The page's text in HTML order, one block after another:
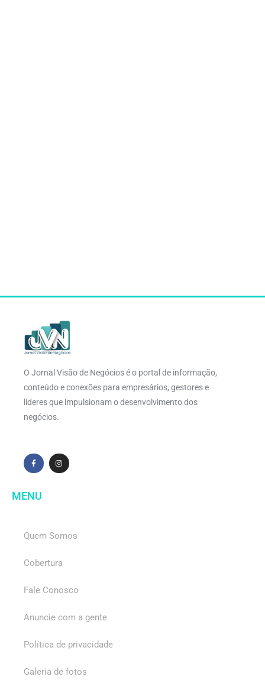
O Jornal Visão de Negócios é o portal de informação,
conteúdo e conexões para empresários, gestores e
líderes que impulsionam o desenvolvimento dos
negócios.
MENU
Quem Somos
Cobertura
Fale Conosco
Anuncie com a gente
Política de privacidade
Galeria de fotos